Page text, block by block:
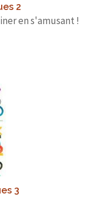
2
en s'amusant !
3